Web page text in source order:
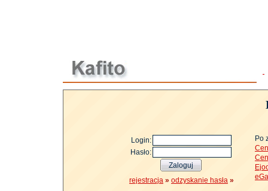
Login:
Hasło:
rejestracja » odzyskanie hasła »
Po